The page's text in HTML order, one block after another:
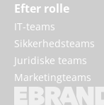
Efter rolle
IT-teams
Sikkerhedsteams
Juridiske teams
Marketingteams